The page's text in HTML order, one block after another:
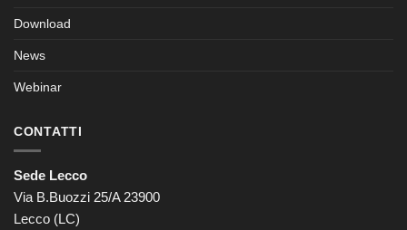
Download
News
Webinar
CONTATTI
Sede Lecco
Via B.Buozzi 25/A 23900
Lecco (LC)